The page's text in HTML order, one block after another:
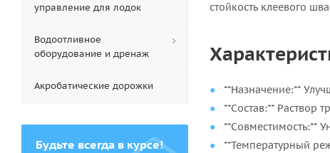
стойкость клеевого
**Назначение:**
**Состав:** Раствор
**Совместимость:**
**Температурный
управление для лодок
Водоотливное
оборудование и дренаж
Акробатические дорожки
Будьте всегда в курсе!